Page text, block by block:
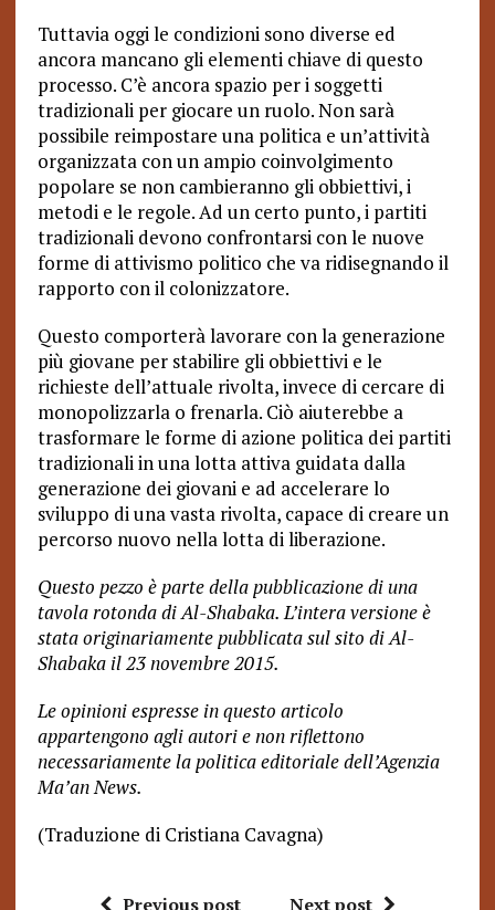
Tuttavia oggi le condizioni sono diverse ed
ancora mancano gli elementi chiave di questo
processo. C’è ancora spazio per i soggetti
tradizionali per giocare un ruolo. Non sarà
possibile reimpostare una politica e un’attività
organizzata con un ampio coinvolgimento
popolare se non cambieranno gli obbiettivi, i
metodi e le regole. Ad un certo punto, i partiti
tradizionali devono confrontarsi con le nuove
forme di attivismo politico che va ridisegnando il
rapporto con il colonizzatore.
Questo comporterà lavorare con la generazione
più giovane per stabilire gli obbiettivi e le
richieste dell’attuale rivolta, invece di cercare di
monopolizzarla o frenarla. Ciò aiuterebbe a
trasformare le forme di azione politica dei partiti
tradizionali in una lotta attiva guidata dalla
generazione dei giovani e ad accelerare lo
sviluppo di una vasta rivolta, capace di creare un
percorso nuovo nella lotta di liberazione.
Questo pezzo è parte della pubblicazione di una
tavola rotonda di Al-Shabaka. L’intera versione è
stata originariamente pubblicata sul sito di Al-
Shabaka il 23 novembre 2015.
Le opinioni espresse in questo articolo
appartengono agli autori e non riflettono
necessariamente la politica editoriale dell’Agenzia
Ma’an News.
(Traduzione di Cristiana Cavagna)
Previous post Next post